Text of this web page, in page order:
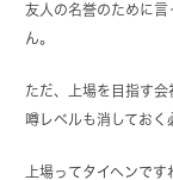
友人の名誉のために
ん。
ただ、上場を目指す
噂レベルも消しておく
上場ってタイヘンです